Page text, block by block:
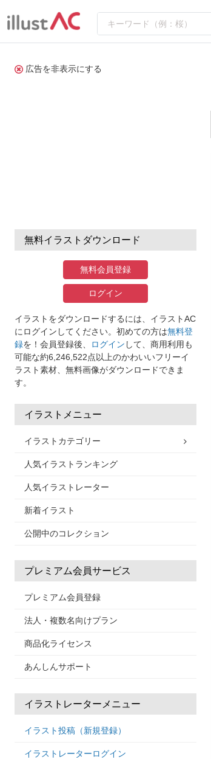
広告を非表示にする
無料イラストダウンロード
無料会員登録
ログイン
イラストをダウンロードするには、イラストAC
にログインしてください。初めての方は無料登
録を！会員登録後、 ログイン して、商用利用も
可能な約6,246,522点以上のかわいいフリーイ
ラスト素材、無料画像がダウンロードできま
す。
イラストメニュー
イラストカテゴリー
人気イラストランキング
人気イラストレーター
新着イラスト
公開中のコレクション
プレミアム会員サービス
プレミアム会員登録
法人・複数名向けプラン
商品化ライセンス
あんしんサポート
イラストレーターメニュー
イラスト投稿（新規登録）
イラストレーターログイン